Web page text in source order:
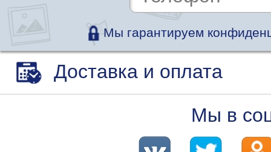
Мы гарантируем
Доставка и оплата
Мы в